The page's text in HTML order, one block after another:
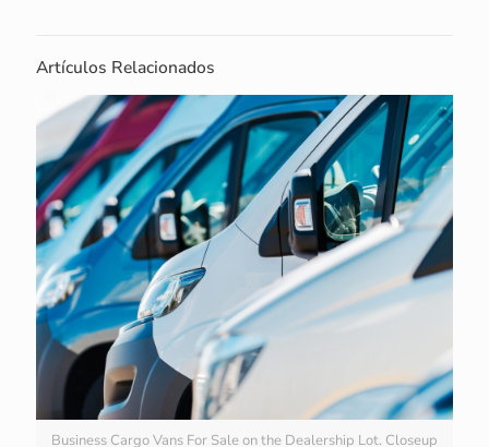
Artículos Relacionados
Business Cargo Vans For Sale on the Dealership Lot. Closeup